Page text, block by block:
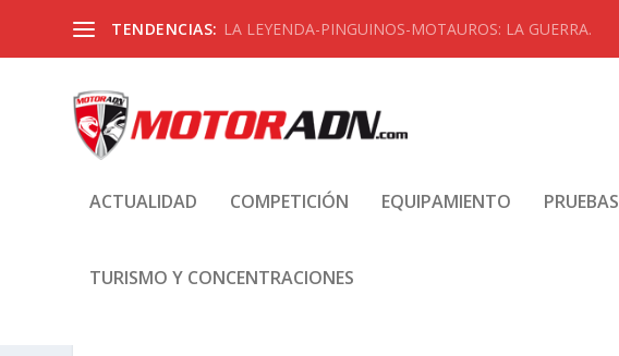
TENDENCIAS: LA LEYENDA-PINGUINOS-MOTAUROS: LA GUERRA.
ACTUALIDAD COMPETICIÓN EQUIPAMIENTO PRUEBAS
TURISMO Y CONCENTRACIONES